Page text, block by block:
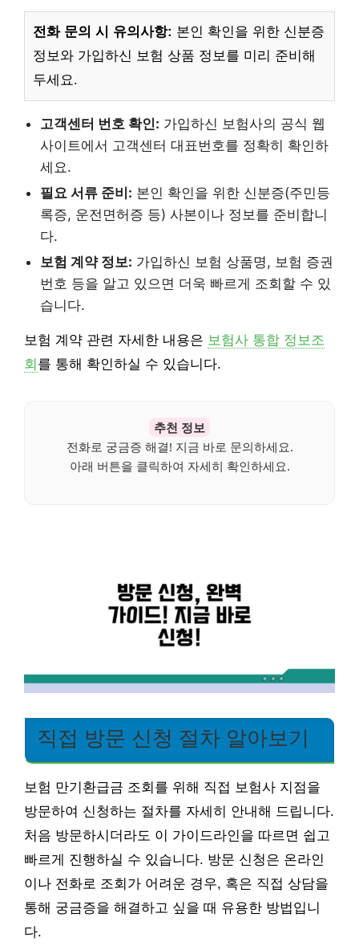
전화 문의 시 유의사항: 본인 확인을 위한 신분증
정보와 가입하신 보험 상품 정보를 미리 준비해
두세요.
고객센터 번호 확인: 가입하신 보험사의 공식 웹
사이트에서 고객센터 대표번호를 정확히 확인하
세요.
필요 서류 준비: 본인 확인을 위한 신분증(주민등
록증, 운전면허증 등) 사본이나 정보를 준비합니
다.
보험 계약 정보: 가입하신 보험 상품명, 보험 증권
번호 등을 알고 있으면 더욱 빠르게 조회할 수 있
습니다.
보험 계약 관련 자세한 내용은 보험사 통합 정보조
회 를 통해 확인하실 수 있습니다.
추천 정보
전화로 궁금증 해결! 지금 바로 문의하세요.
아래 버튼을 클릭하여 자세히 확인하세요.
직접 방문 신청 절차 알아보기
보험 만기환급금 조회를 위해 직접 보험사 지점을
방문하여 신청하는 절차를 자세히 안내해 드립니다.
처음 방문하시더라도 이 가이드라인을 따르면 쉽고
빠르게 진행하실 수 있습니다. 방문 신청은 온라인
이나 전화로 조회가 어려운 경우, 혹은 직접 상담을
통해 궁금증을 해결하고 싶을 때 유용한 방법입니
다.